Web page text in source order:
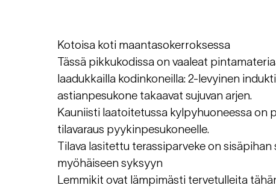
Kotoisa koti maantasokerroksessa
Tässä pikkukodissa on vaaleat
laadukkailla kodinkoneilla: 2-levyinen
astianpesukone takaavat sujuvan arjen.
Kauniisti laatoitetussa kylpyhuoneessa on
tilavaraus pyykinpesukoneelle.
Tilava lasitettu terassiparveke on
myöhäiseen syksyyn
Lemmikit ovat lämpimästi tervetulleita